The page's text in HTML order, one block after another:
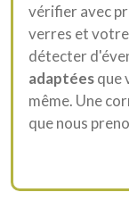
vérifier avec
verres et
détecter
adaptéesque
même. Une
que nous